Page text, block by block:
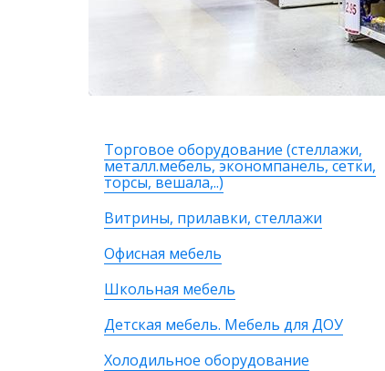
Торговое оборудование (стеллажи,
металл.мебель, экономпанель, сетки,
торсы, вешала,..)
Витрины, прилавки, стеллажи
Офисная мебель
Школьная мебель
Детская мебель. Мебель для ДОУ
Холодильное оборудование